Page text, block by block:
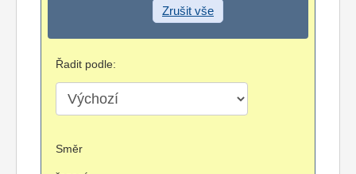
Zrušit vše
Řadit podle:
Směr